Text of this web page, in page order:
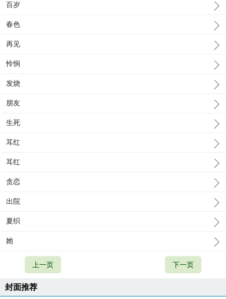
百岁
春色
再见
怜悯
发烧
朋友
生死
耳红
耳红
贪恋
出院
夏织
她
上一页 下一页
封面推荐